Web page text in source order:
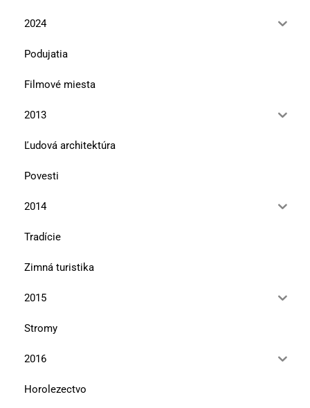
2024
Podujatia
Filmové miesta
2013
Ľudová architektúra
Povesti
2014
Tradície
Zimná turistika
2015
Stromy
2016
Horolezectvo